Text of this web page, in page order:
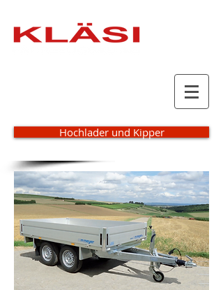
Hochlader und Kipper